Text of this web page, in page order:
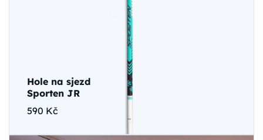
Hole na sjezd
Sporten JR
590 Kč